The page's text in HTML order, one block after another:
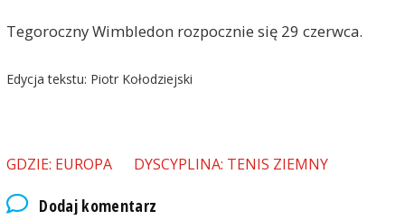
Tegoroczny Wimbledon rozpocznie się 29 czerwca.
Edycja tekstu: Piotr Kołodziejski
GDZIE: EUROPA DYSCYPLINA: TENIS ZIEMNY
Dodaj komentarz